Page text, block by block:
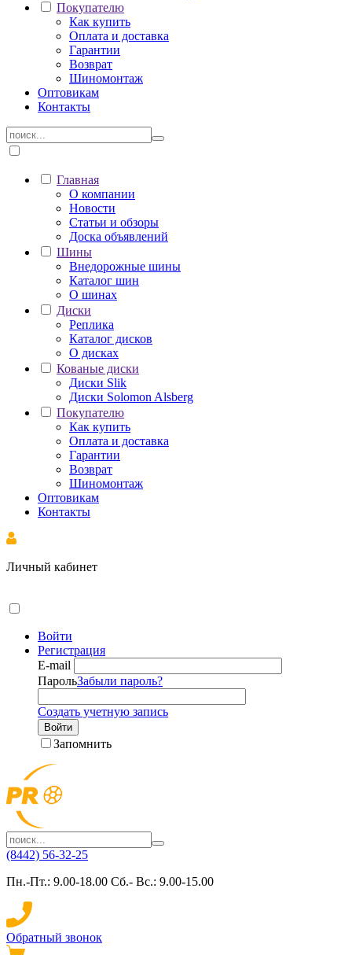
Покупателю
Как купить
Оплата и доставка
Гарантии
Возврат
Шиномонтаж
Оптовикам
Контакты
Главная
О компании
Новости
Статьи и обзоры
Доска объявлений
Шины
Внедорожные шины
Каталог шин
О шинах
Диски
Реплика
Каталог дисков
О дисках
Кованые диски
Диски Slik
Диски Solomon Alsberg
Покупателю
Как купить
Оплата и доставка
Гарантии
Возврат
Шиномонтаж
Оптовикам
Контакты
Личный кабинет
Войти
Регистрация
E-mail
ПарольЗабыли пароль?
Создать учетную запись
Войти
Запомнить
(8442) 56-32-25
Пн.-Пт.: 9.00-18.00 Сб.- Вс.: 9.00-15.00
Обратный звонок